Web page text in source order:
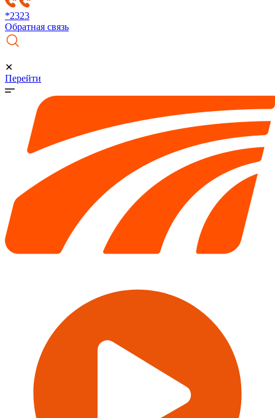
*2323
Обратная связь
✕
Перейти